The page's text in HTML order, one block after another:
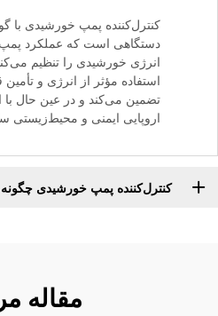
دستگاهی است که عملکرد
انرژی خورشیدی را تنظیم
استفاده مؤثر از انرژی و تأمین
تضمین می‌کند و در عین حال با
اروپایی ایمنی و محیط‌زیستی
کنترل‌کننده پمپ خورشیدی
مقاله